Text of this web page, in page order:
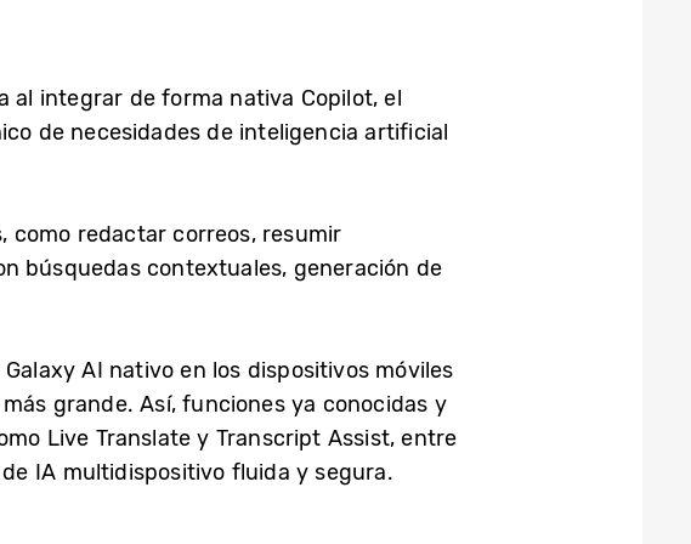
al integrar de forma nativa Copilot, el
de necesidades de inteligencia artificial
como redactar correos, resumir
búsquedas contextuales, generación de
AI nativo en los dispositivos móviles
grande. Así, funciones ya conocidas y
Live Translate y Transcript Assist, entre
IA multidispositivo fluida y segura.